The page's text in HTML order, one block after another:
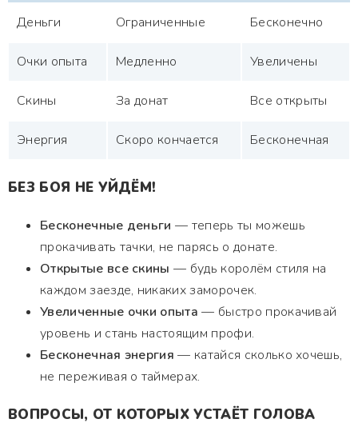
Деньги Ограниченные Бесконечно
Очки опыта Медленно Увеличены
Скины За донат Все открыты
Энергия Скоро кончается Бесконечная
БЕЗ БОЯ НЕ УЙДЁМ!
Бесконечные деньги — теперь ты можешь
прокачивать тачки, не парясь о донате.
Открытые все скины — будь королём стиля на
каждом заезде, никаких заморочек.
Увеличенные очки опыта — быстро прокачивай
уровень и стань настоящим профи.
Бесконечная энергия — катайся сколько хочешь,
не переживая о таймерах.
ВОПРОСЫ, ОТ КОТОРЫХ УСТАЁТ ГОЛОВА